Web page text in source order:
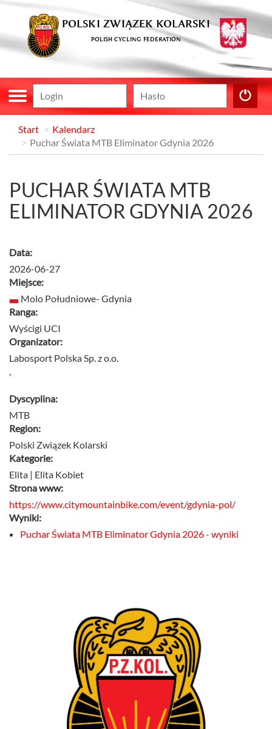
POLSKI ZWIĄZEK KOLARSKI
POLISH CYCLING FEDERATION
Start
Kalendarz
Puchar Świata MTB Eliminator Gdynia 2026
PUCHAR ŚWIATA MTB
ELIMINATOR GDYNIA 2026
Data:
2026-06-27
Miejsce:
Molo Południowe- Gdynia
Ranga:
Wyścigi UCI
Organizator:
Labosport Polska Sp. z o.o.
,
Dyscyplina:
MTB
Region:
Polski Związek Kolarski
Kategorie:
Elita | Elita Kobiet
Strona www:
https://www.citymountainbike.com/event/gdynia-pol/
Wyniki:
Puchar Świata MTB Eliminator Gdynia 2026 - wyniki